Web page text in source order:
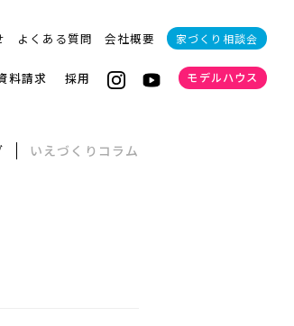
よくある質問 会社概要 家づくり相談会
料請求 採用 モデルハウス
いえづくりコラム